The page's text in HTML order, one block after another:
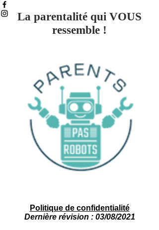
La parentalité qui VOUS
ressemble !
Politique de confidentialité
Dernière révision : 03/08/2021